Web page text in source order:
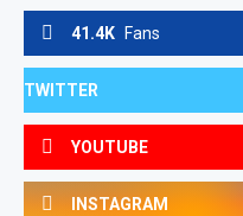
41.4K Fans
TWITTER
YOUTUBE
INSTAGRAM